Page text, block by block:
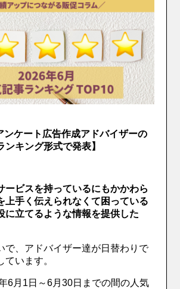
ンケート広告作成アドバイザーの
ンキング形式で発表】
ービスを持っているにもかかわら
上手く伝えられなくて困っている
に立てるような情報を提供した
で、アドバイザー達が日替わりで
ています。
6月1日～6月30日までの間の人気